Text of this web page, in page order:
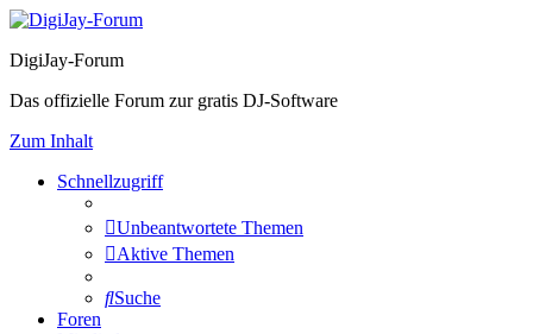
DigiJay-Forum
Das offizielle Forum zur gratis DJ-Software
Zum Inhalt
Schnellzugriff
Unbeantwortete Themen
Aktive Themen
Suche
Foren